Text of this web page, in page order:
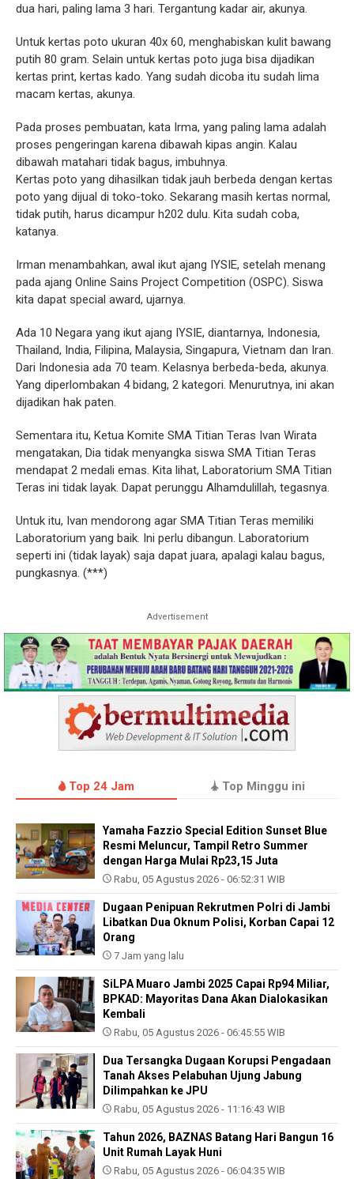
dua hari, paling lama 3 hari. Tergantung kadar air, akunya.
Untuk kertas poto ukuran 40x 60, menghabiskan kulit bawang
putih 80 gram. Selain untuk kertas poto juga bisa dijadikan
kertas print, kertas kado. Yang sudah dicoba itu sudah lima
macam kertas, akunya.
Pada proses pembuatan, kata Irma, yang paling lama adalah
proses pengeringan karena dibawah kipas angin. Kalau
dibawah matahari tidak bagus, imbuhnya.
Kertas poto yang dihasilkan tidak jauh berbeda dengan kertas
poto yang dijual di toko-toko. Sekarang masih kertas normal,
tidak putih, harus dicampur h202 dulu. Kita sudah coba,
katanya.
Irman menambahkan, awal ikut ajang IYSIE, setelah menang
pada ajang Online Sains Project Competition (OSPC). Siswa
kita dapat special award, ujarnya.
Ada 10 Negara yang ikut ajang IYSIE, diantarnya, Indonesia,
Thailand, India, Filipina, Malaysia, Singapura, Vietnam dan Iran.
Dari Indonesia ada 70 team. Kelasnya berbeda-beda, akunya.
Yang diperlombakan 4 bidang, 2 kategori. Menurutnya, ini akan
dijadikan hak paten.
Sementara itu, Ketua Komite SMA Titian Teras Ivan Wirata
mengatakan, Dia tidak menyangka siswa SMA Titian Teras
mendapat 2 medali emas. Kita lihat, Laboratorium SMA Titian
Teras ini tidak layak. Dapat perunggu Alhamdulillah, tegasnya.
Untuk itu, Ivan mendorong agar SMA Titian Teras memiliki
Laboratorium yang baik. Ini perlu dibangun. Laboratorium
seperti ini (tidak layak) saja dapat juara, apalagi kalau bagus,
pungkasnya. (***)
Advertisement
Top 24 Jam Top Minggu ini
Yamaha Fazzio Special Edition Sunset Blue
Resmi Meluncur, Tampil Retro Summer
dengan Harga Mulai Rp23,15 Juta
Rabu, 05 Agustus 2026 - 06:52:31 WIB
Dugaan Penipuan Rekrutmen Polri di Jambi
Libatkan Dua Oknum Polisi, Korban Capai 12
Orang
7 Jam yang lalu
SiLPA Muaro Jambi 2025 Capai Rp94 Miliar,
BPKAD: Mayoritas Dana Akan Dialokasikan
Kembali
Rabu, 05 Agustus 2026 - 06:45:55 WIB
Dua Tersangka Dugaan Korupsi Pengadaan
Tanah Akses Pelabuhan Ujung Jabung
Dilimpahkan ke JPU
Rabu, 05 Agustus 2026 - 11:16:43 WIB
Tahun 2026, BAZNAS Batang Hari Bangun 16
Unit Rumah Layak Huni
Rabu, 05 Agustus 2026 - 06:04:35 WIB